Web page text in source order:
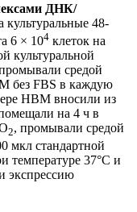
ДНК/
культуральные 48-
6 × 104 клеток на
культуральной
средой
без FBS в каждую
HBM вносили из
на 4 ч в
2, промывали средой
мкл стандартной
температуре 37°С и
экспрессию